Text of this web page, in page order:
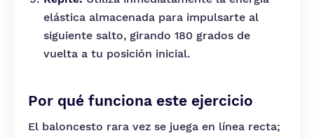
elástica almacenada para impulsarte al
siguiente salto, girando 180 grados de
vuelta a tu posición inicial.
Por qué funciona este ejercicio
El baloncesto rara vez se juega en línea recta;